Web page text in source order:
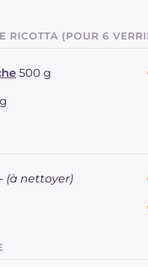
RICOTTA (POUR 6
500 g
(à nettoyer)